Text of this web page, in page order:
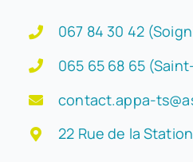
067 84 30 42
065 65 68 65
contact.appa-
22 Rue de la